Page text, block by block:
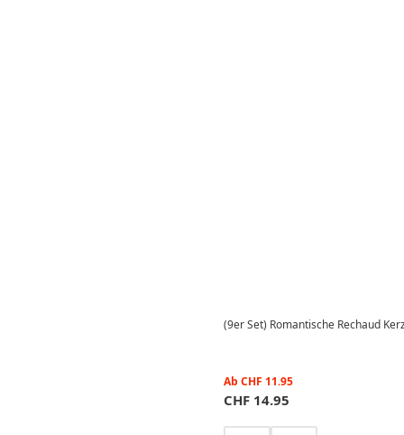
(9er Set) Romantische Rechaud
Ab CHF 11.95
CHF 14.95